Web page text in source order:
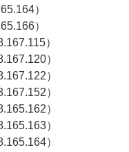
）
）
）
）
）
）
）
）
）